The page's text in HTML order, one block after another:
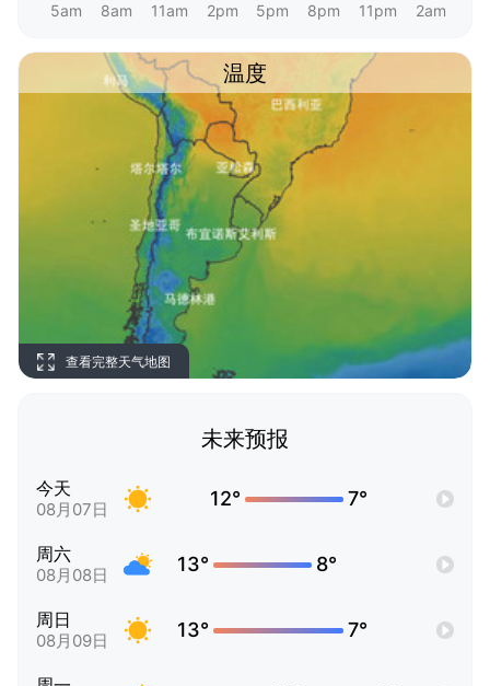
5am 8am 11am 2pm 5pm 8pm 11pm 2am
温度
查看完整天气地图
未来预报
今天
08月07日 12° 7°
周六
08月08日 13° 8°
周日
08月09日 13° 7°